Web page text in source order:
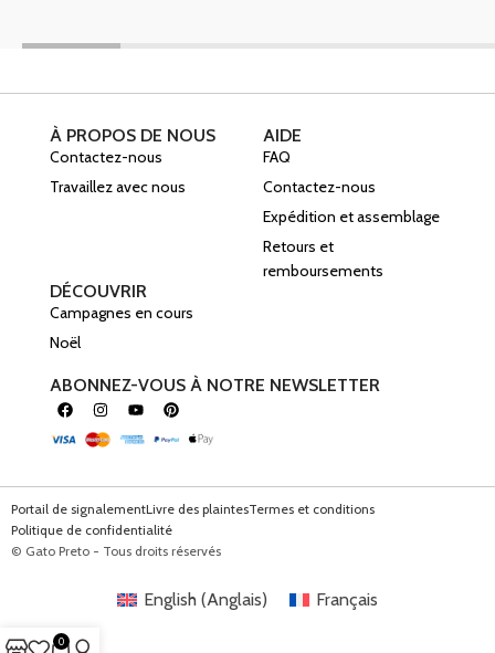
À PROPOS DE NOUS
Contactez-nous
Travaillez avec nous
AIDE
FAQ
Contactez-nous
Expédition et assemblage
Retours et
remboursements
DÉCOUVRIR
Campagnes en cours
Noël
ABONNEZ-VOUS À NOTRE NEWSLETTER
Portail de signalementLivre des plaintesTermes et conditions
Politique de confidentialité
© Gato Preto - Tous droits réservés
0
English (Anglais) Français